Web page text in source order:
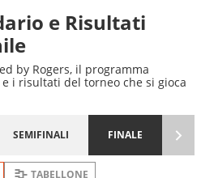
e Risultati
by Rogers, il programma
i risultati del torneo che si gioca
SEMIFINALI FINALE
TABELLONE